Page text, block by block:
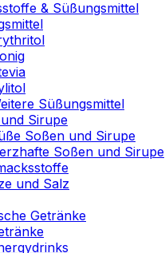
& Süßungsmittel
Süßungsmittel
Sirupe
Soßen und Sirupe
Soßen und Sirupe
und Salz
Getränke